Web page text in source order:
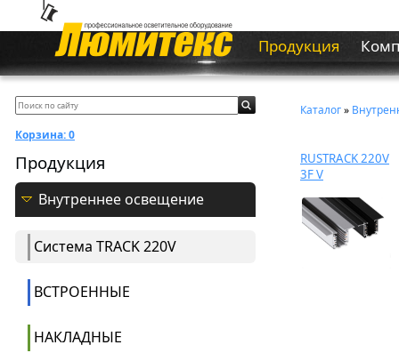
Продукция
Корзина:0
Продукция
Внутреннее освещение
Система ТRACK 220V
ВСТРОЕННЫЕ
НАКЛАДНЫЕ
Каталог»
RUSTRACK 220V
3F V